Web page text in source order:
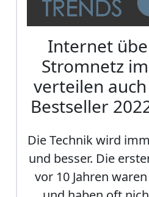
Internet
Stromnetz
verteilen
Bestseller
Die Technik wird
und besser. Die
vor 10 Jahren